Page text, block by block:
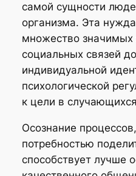
самой сущности
организма. Эта
множество значимых
социальных связей
индивидуальной
психологической
к цели в
Осознание
потребностью
способствует лучше